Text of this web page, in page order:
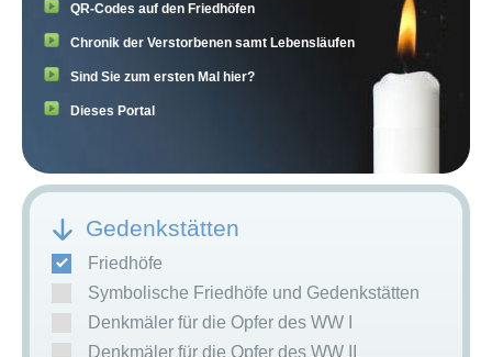
QR-Codes auf den Friedhöfen
Chronik der Verstorbenen samt Lebensläufen
Sind Sie zum ersten Mal hier?
Dieses Portal
Gedenkstätten
Friedhöfe
Symbolische Friedhöfe und Gedenkstätten
Denkmäler für die Opfer des WW I
Denkmäler für die Opfer des WW II